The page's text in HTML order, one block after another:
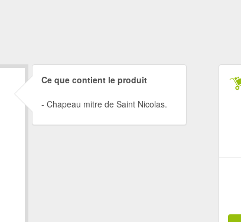
Ce que contient le produit
Chapeau mitre de Saint Nicolas.